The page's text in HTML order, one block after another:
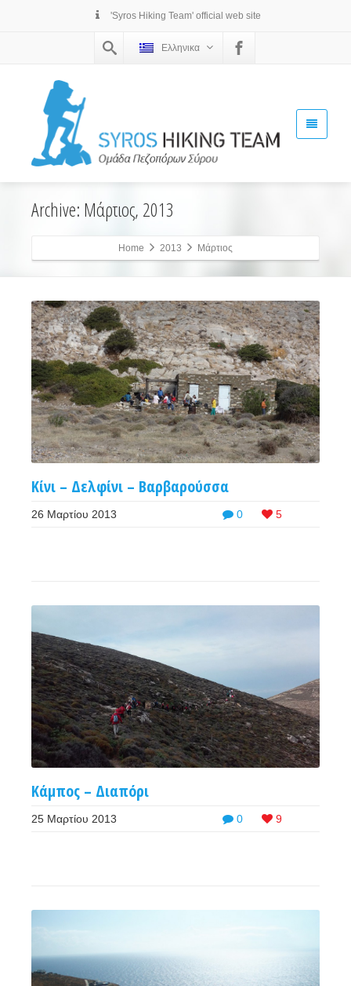
'Syros Hiking Team' official web site
Ελληνικα
Archive: Μάρτιος, 2013
Home 2013 Μάρτιος
Κίνι – Δελφίνι – Βαρβαρούσσα
0 5
26 Μαρτίου 2013
Κάμπος – Διαπόρι
0 9
25 Μαρτίου 2013